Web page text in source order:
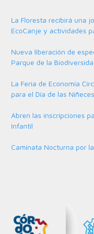
La Floresta recibirá una
EcoCanje y actividades
Nueva liberación de
Parque de la
La Feria de Economía
para el Día de las Niñeces
Abren las inscripciones
Infantil
Caminata Nocturna por